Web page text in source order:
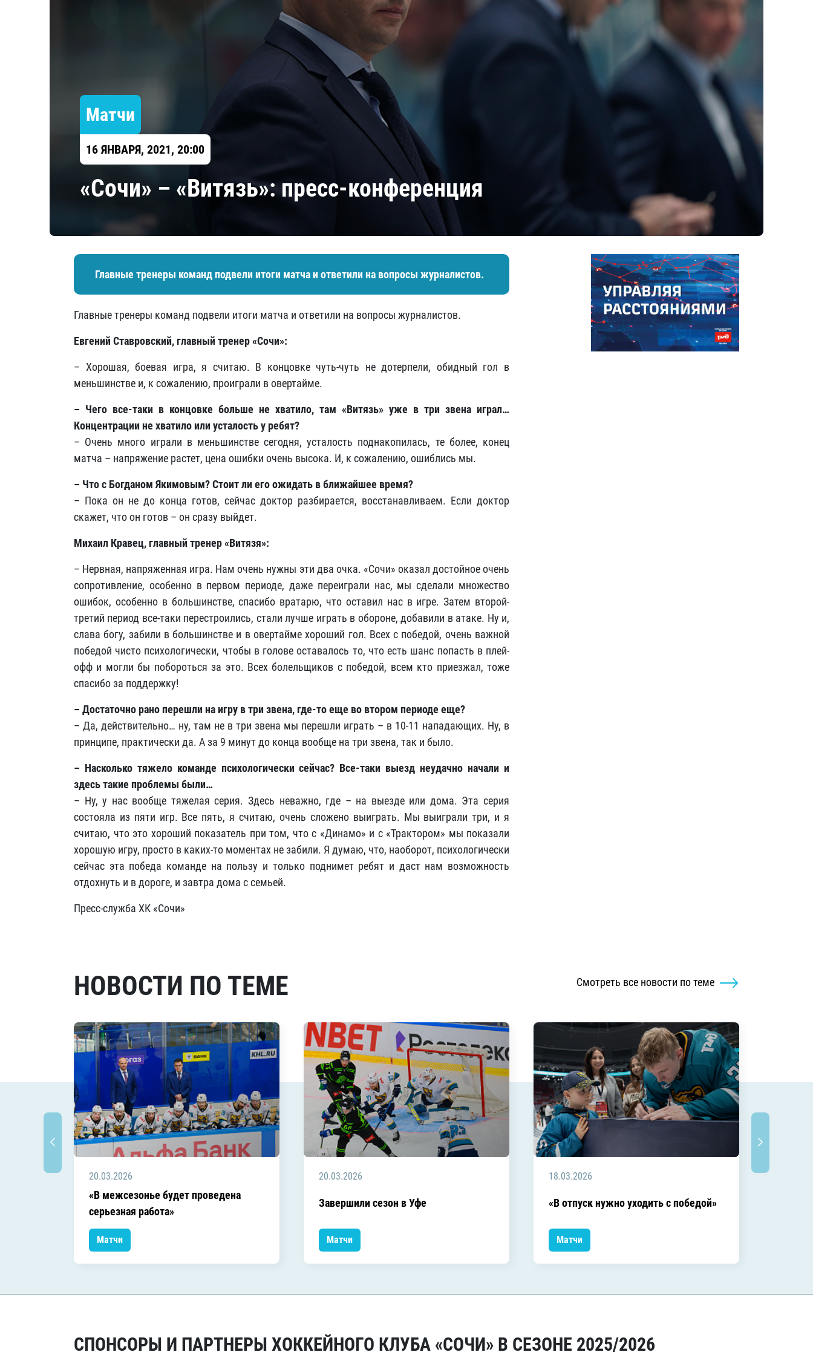
Барыс
Салават Юлаев
Сибирь
Матчи
16 ЯНВАРЯ, 2021, 20:00
«Сочи» – «Витязь»: пресс-конференция
Главные тренеры команд подвели итоги матча и ответили на вопросы журналистов.
Главные тренеры команд подвели итоги матча и ответили на вопросы журналистов.
Евгений Ставровский, главный тренер «Сочи»:
– Хорошая, боевая игра, я считаю. В концовке чуть-чуть не дотерпели, обидный гол в
меньшинстве и, к сожалению, проиграли в овертайме.
– Чего все-таки в концовке больше не хватило, там «Витязь» уже в три звена играл…
Концентрации не хватило или усталость у ребят?
– Очень много играли в меньшинстве сегодня, усталость поднакопилась, те более, конец
матча – напряжение растет, цена ошибки очень высока. И, к сожалению, ошиблись мы.
– Что с Богданом Якимовым? Стоит ли его ожидать в ближайшее время?
– Пока он не до конца готов, сейчас доктор разбирается, восстанавливаем. Если доктор
скажет, что он готов – он сразу выйдет.
Михаил Кравец, главный тренер «Витязя»:
– Нервная, напряженная игра. Нам очень нужны эти два очка. «Сочи» оказал достойное очень
сопротивление, особенно в первом периоде, даже переиграли нас, мы сделали множество
ошибок, особенно в большинстве, спасибо вратарю, что оставил нас в игре. Затем второй-
третий период все-таки перестроились, стали лучше играть в обороне, добавили в атаке. Ну и,
слава богу, забили в большинстве и в овертайме хороший гол. Всех с победой, очень важной
победой чисто психологически, чтобы в голове оставалось то, что есть шанс попасть в плей-
офф и могли бы побороться за это. Всех болельщиков с победой, всем кто приезжал, тоже
спасибо за поддержку!
– Достаточно рано перешли на игру в три звена, где-то еще во втором периоде еще?
– Да, действительно… ну, там не в три звена мы перешли играть – в 10-11 нападающих. Ну, в
принципе, практически да. А за 9 минут до конца вообще на три звена, так и было.
– Насколько тяжело команде психологически сейчас? Все-таки выезд неудачно начали и
здесь такие проблемы были…
– Ну, у нас вообще тяжелая серия. Здесь неважно, где – на выезде или дома. Эта серия
состояла из пяти игр. Все пять, я считаю, очень сложено выиграть. Мы выиграли три, и я
считаю, что это хороший показатель при том, что с «Динамо» и с «Трактором» мы показали
хорошую игру, просто в каких-то моментах не забили. Я думаю, что, наоборот, психологически
сейчас эта победа команде на пользу и только поднимет ребят и даст нам возможность
отдохнуть и в дороге, и завтра дома с семьей.
Пресс-служба ХК «Сочи»
НОВОСТИ ПО ТЕМЕ Смотреть все новости по теме
20.03.2026
«В межсезонье будет проведена
серьезная работа»
Матчи
20.03.2026
Завершили сезон в Уфе
Матчи
18.03.2026
«В отпуск нужно уходить с победой»
Матчи
СПОНСОРЫ И ПАРТНЕРЫ ХОККЕЙНОГО КЛУБА «СОЧИ» В СЕЗОНЕ 2025/2026